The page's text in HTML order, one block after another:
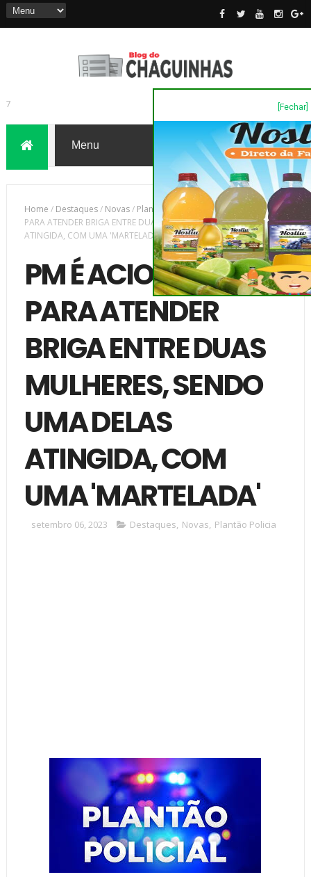
[Fechar]
7
Home / Destaques/ Novas/ Plantão Policia
PM É ACIONADA
PARA ATENDER BRIGA ENTRE DUAS MULHERES, SENDO UMA DELAS
ATINGIDA, COM UMA 'MARTELADA'
PM É ACIONADA
PARA ATENDER
BRIGA ENTRE DUAS
MULHERES, SENDO
UMA DELAS
ATINGIDA, COM
UMA 'MARTELADA'
setembro 06, 2023 Destaques, Novas, Plantão Policia